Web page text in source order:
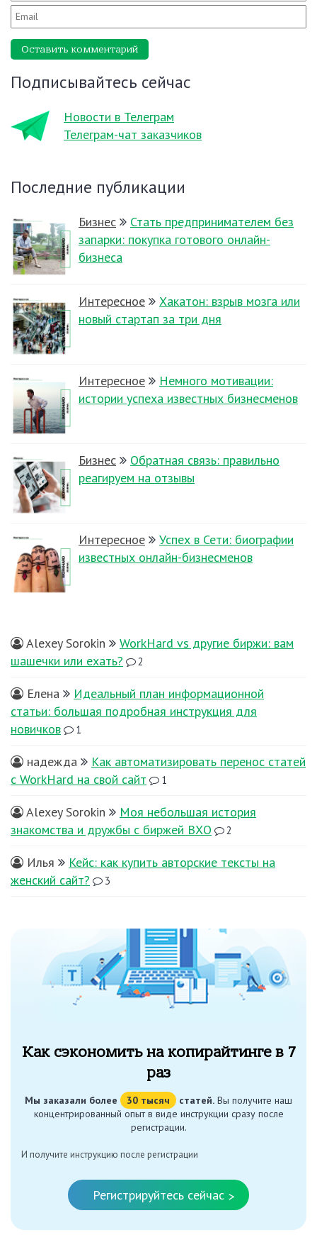
Оставить комментарий
Подписывайтесь сейчас
Новости в Телеграм
Телеграм-чат заказчиков
Последние публикации
Бизнес
Стать предпринимателем без
запарки: покупка готового онлайн-
бизнеса
Интересное
Хакатон: взрыв мозга или
новый стартап за три дня
Интересное
Немного мотивации:
истории успеха известных бизнесменов
Бизнес
Обратная связь: правильно
реагируем на отзывы
Интересное
Успех в Сети: биографии
известных онлайн-бизнесменов
Alexey Sorokin
WorkHard vs другие биржи: вам
шашечки или ехать?
2
Елена
Идеальный план информационной
статьи: большая подробная инструкция для
новичков
1
надежда
Как автоматизировать перенос статей
с WorkHard на свой сайт
1
Alexey Sorokin
Моя небольшая история
знакомства и дружбы с биржей ВХО
2
Илья
Кейс: как купить авторские тексты на
женский сайт?
3
Как сэкономить на копирайтинге в 7
раз
Мы заказали более 30 тысяч статей. Вы получите наш
концентрированный опыт в виде инструкции сразу после
регистрации.
И получите инструкцию после регистрации
Регистрируйтесь сейчас >